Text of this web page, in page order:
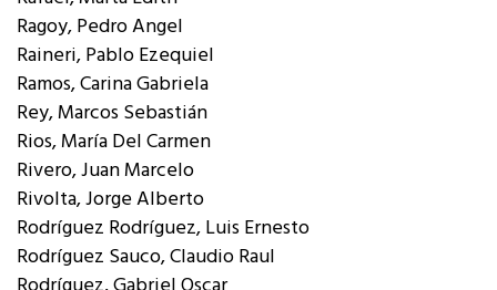
Ragoy, Pedro Angel
Raineri, Pablo Ezequiel
Ramos, Carina Gabriela
Rey, Marcos Sebastián
Rios, María Del Carmen
Rivero, Juan Marcelo
Rivolta, Jorge Alberto
Rodríguez Rodríguez, Luis Ernesto
Rodríguez Sauco, Claudio Raul